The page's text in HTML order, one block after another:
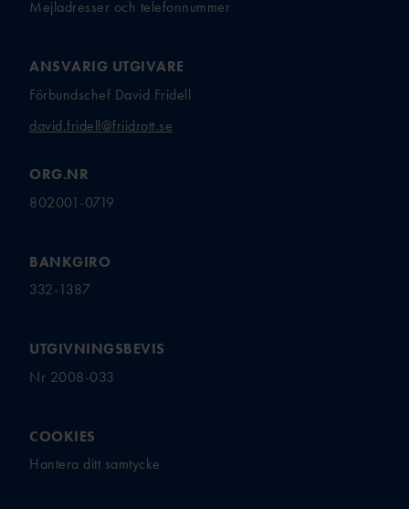
Mejladresser och telefonnummer
ANSVARIG UTGIVARE
Förbundschef David Fridell
david.fridell@friidrott.se
ORG.NR
802001-0719
BANKGIRO
332-1387
UTGIVNINGSBEVIS
Nr 2008-033
COOKIES
Hantera ditt samtycke